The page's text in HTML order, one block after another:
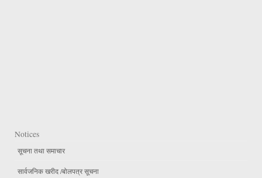
Notices
सूचना तथा समाचार
सार्वजनिक खरीद /बोलपत्र सूचना